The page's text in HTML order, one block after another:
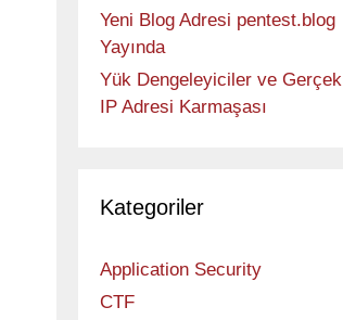
Yeni Blog Adresi pentest.blog
Yayında
Yük Dengeleyiciler ve Gerçek
IP Adresi Karmaşası
Kategoriler
Application Security
CTF